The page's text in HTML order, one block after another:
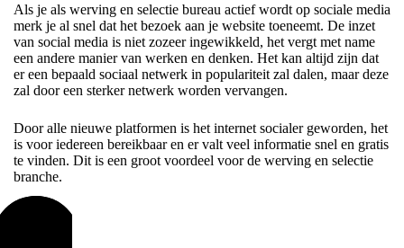
Als je als werving en selectie bureau actief wordt op sociale media
merk je al snel dat het bezoek aan je website toeneemt. De inzet
van social media is niet zozeer ingewikkeld, het vergt met name
een andere manier van werken en denken. Het kan altijd zijn dat
er een bepaald sociaal netwerk in populariteit zal dalen, maar deze
zal door een sterker netwerk worden vervangen.
Door alle nieuwe platformen is het internet socialer geworden, het
is voor iedereen bereikbaar en er valt veel informatie snel en gratis
te vinden. Dit is een groot voordeel voor de werving en selectie
branche.